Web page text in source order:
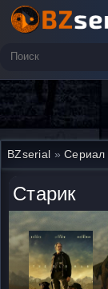
BZserial »Сериал
Старик